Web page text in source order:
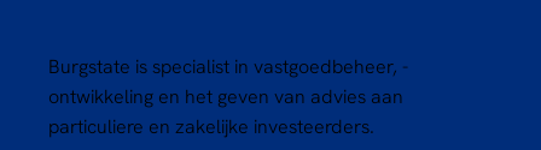
Burgstate is specialist in vastgoedbeheer, -
ontwikkeling en het geven van advies aan
particuliere en zakelijke investeerders.